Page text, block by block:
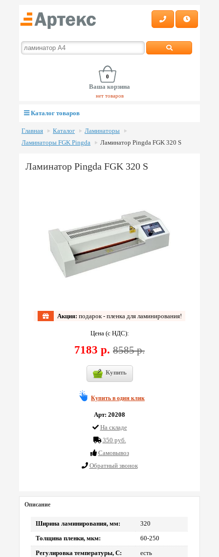
0
Ваша корзина
нет товаров
Каталог товаров
Главная Каталог
Ламинаторы
Ламинаторы FGK Pingda
Ламинатор Pingda FGK 320 S
Ламинатор Pingda FGK 320 S
Акция: подарок - пленка для ламинирования!
Цена (с НДС):
7183 р. 8585 р.
Купить
Купить в один клик
Арт: 20208
На складе
350 руб.
Cамовывоз
Обратный звонок
Описание
Ширина ламинирования, мм: 320
Толщина пленки, мкм: 60-250
Регулировка температуры, С: есть